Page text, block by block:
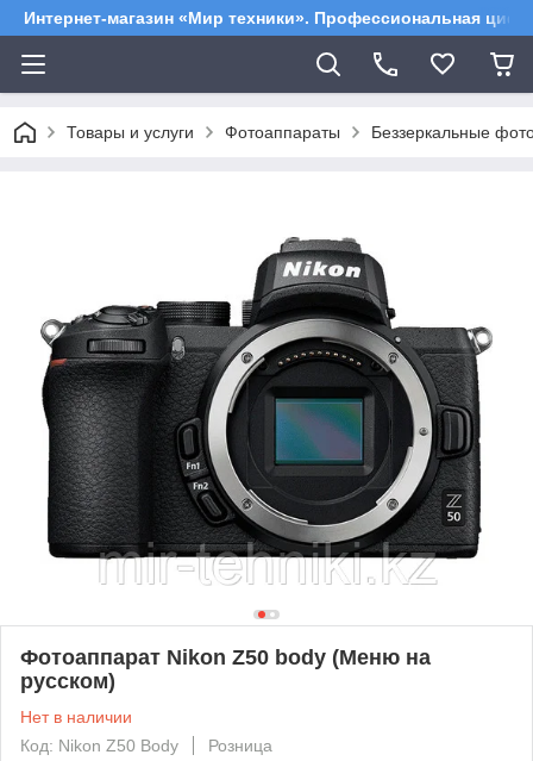
Интернет-магазин «Мир техники». Профессиональная
Товары и услуги Фотоаппараты Беззеркальные
Фотоаппарат Nikon Z50 body (Меню на
русском)
Нет в наличии
Код: Nikon Z50 Body
Розница